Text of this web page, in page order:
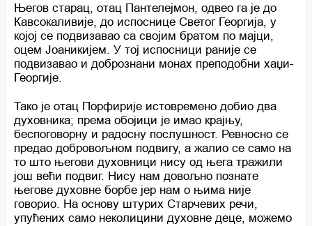
Његов старац, отац Пантелејмон, одвео га је до
Кавсокаливије, до испоснице Светог Георгија, у
којој се подвизавао са својим братом по мајци,
оцем Јоаникијем. У тој испосници раније се
подвизавао и добрознани монах преподобни хаџи-
Георгије.
Тако је отац Порфирије истовремено добио два
духовника; према обојици је имао крајњу,
беспоговорну и радосну послушност. Ревносно се
предао добровољном подвигу, а жалио се само на
то што његови духовници нису од њега тражили
још већи подвиг. Нису нам довољно познате
његове духовне борбе јер нам о њима није
говорио. На основу штурих Старчевих речи,
упућених само неколицини духовне деце, можемо